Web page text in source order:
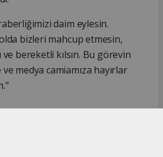
daim eylesin.
bizleri mahcup etmesin,
bereketli kılsın. Bu görevin
medya camiamıza hayırlar